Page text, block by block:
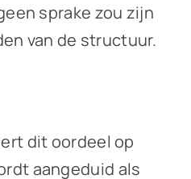
sprake zou zijn
van de structuur.
dit oordeel op
aangeduid als